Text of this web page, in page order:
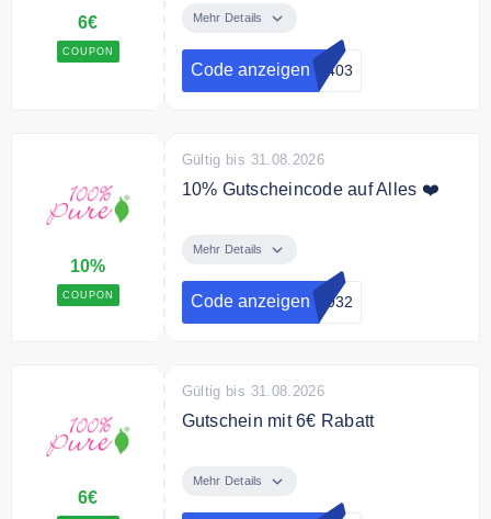
6€
COUPON
Pure ist da! Sichern Sie sich mit
dem Code 6€ Rabatt
Bedingungen
Mehr Details
Code anzeigen w403
10%
COUPON
Gültig bis 31.08.2026
10% Gutscheincode auf Alles ❤️
100% Pure ist da!
Bedingungen
Mindestbestellwert 40 €
Mehr Details
Code anzeigen w932
6€
Gültig bis 31.08.2026
Gutschein mit 6€ Rabatt
100% Pure ist da!
Mehr Details